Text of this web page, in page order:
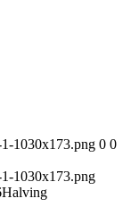
1030x173.png 0 0
1030x173.png
Halving